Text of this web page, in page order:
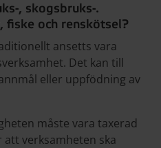
­, skogsbruks-.
fiske och renskötsel?
ansetts vara
Det kan till
eller uppfödning av
måste vara taxerad
verksamheten ska